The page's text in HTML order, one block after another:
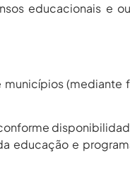
educacionais e
municípios (mediante
educação e